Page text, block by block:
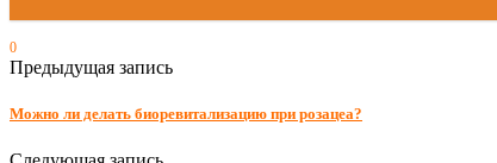
0
Предыдущая запись
Можно ли делать биоревитализацию при розацеа?